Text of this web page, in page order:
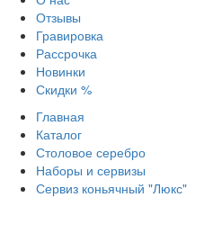
Отзывы
Гравировка
Рассрочка
Новинки
Скидки %
Главная
Каталог
Столовое серебро
Наборы и сервизы
Сервиз коньячный "Люкс"